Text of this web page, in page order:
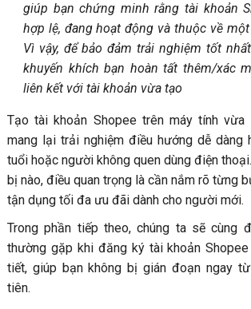
giúp bạn chứng minh rằng tài khoản
hợp lệ, đang hoạt động và thuộc về
Vì vậy, để bảo đảm trải nghiệm tốt
khuyến khích bạn hoàn tất thêm/xác
liên kết với tài khoản vừa tạo
Tạo tài khoản Shopee trên máy tính vừa
mang lại trải nghiệm điều hướng dễ dàng
tuổi hoặc người không quen dùng điện
bị nào, điều quan trọng là cần nắm rõ từng
tận dụng tối đa ưu đãi dành cho người mới.
Trong phần tiếp theo, chúng ta sẽ cùng
thường gặp khi đăng ký tài khoản
tiết, giúp bạn không bị gián đoạn ngay
tiên.